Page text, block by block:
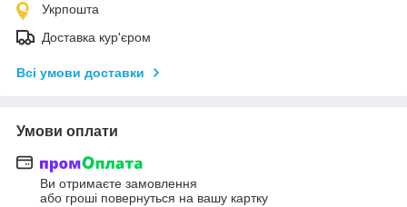
Укрпошта
Доставка кур'єром
Всі умови доставки
Умови оплати
Ви отримаєте замовлення
або гроші повернуться на вашу картку